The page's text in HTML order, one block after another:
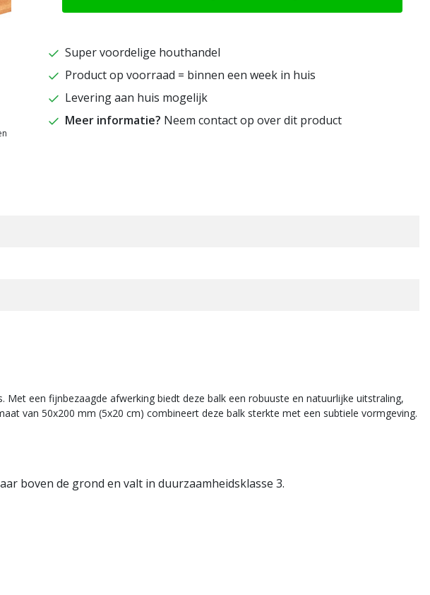
Super voordelige houthandel
Product op voorraad = binnen een week in huis
Levering aan huis mogelijk
Meer informatie? Neem contact op over dit product
een fijnbezaagde afwerking biedt deze balk een robuuste en natuurlijke uitstraling,
van 50x200 mm (5x20 cm) combineert deze balk sterkte met een subtiele vormgeving.
boven de grond en valt in duurzaamheidsklasse 3.